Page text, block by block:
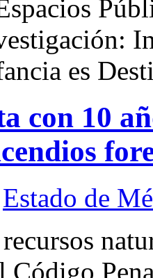
es
con 10
Estado de
Código